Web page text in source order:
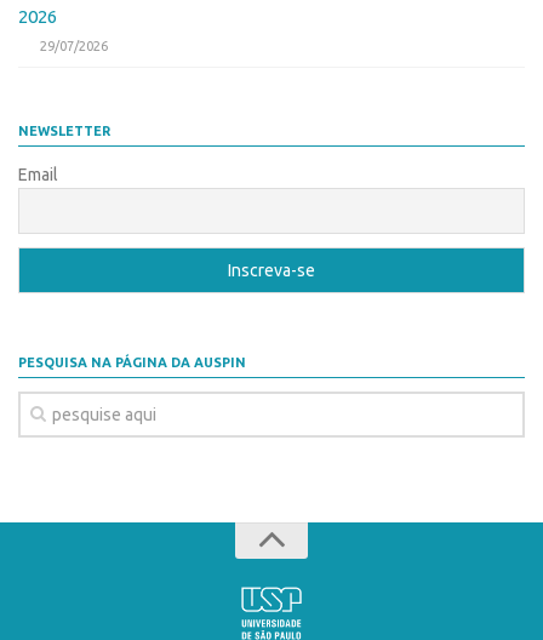
2026
29/07/2026
NEWSLETTER
Email
PESQUISA NA PÁGINA DA AUSPIN